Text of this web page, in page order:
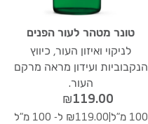
טונר מטהר לעור הפנים
לניקוי ואיזון העור, כיווץ
הנקבוביות ועידון מראה מרקם
העור.
₪119.00
100 מ"ל ₪119.00 ל- 100 מ"ל